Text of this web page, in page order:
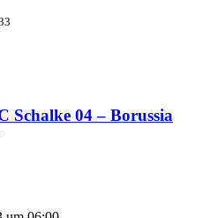
Schalke 04 – Borussia